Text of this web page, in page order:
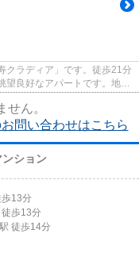
クラディア」です。徒歩21分
良好なアパートです。地域
ん。
問い合わせはこちら
ション
歩13分
徒歩13分
駅 徒歩14分